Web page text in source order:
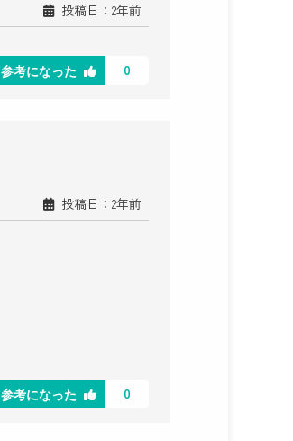
投稿日：2年前
参考になった 0
投稿日：2年前
参考になった 0